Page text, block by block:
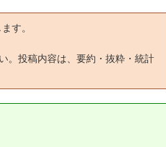
す。
。投稿内容は、要約・抜粋・統計